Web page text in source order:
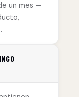
un mes —